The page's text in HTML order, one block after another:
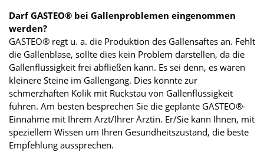
Darf GASTEO® bei Gallenproblemen eingenommen
werden?
GASTEO® regt u. a. die Produktion des Gallensaftes an. Fehlt
die Gallenblase, sollte dies kein Problem darstellen, da die
Gallenflüssigkeit frei abfließen kann. Es sei denn, es wären
kleinere Steine im Gallengang. Dies könnte zur
schmerzhaften Kolik mit Rückstau von Gallenflüssigkeit
führen. Am besten besprechen Sie die geplante GASTEO®-
Einnahme mit Ihrem Arzt/Ihrer Ärztin. Er/Sie kann Ihnen, mit
speziellem Wissen um Ihren Gesundheitszustand, die beste
Empfehlung aussprechen.